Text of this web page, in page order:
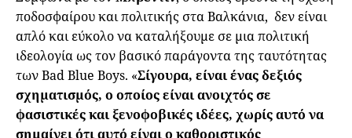
ποδοσφαίρου και πολιτικής στα Βαλκάνια, δεν είναι
απλό και εύκολο να καταλήξουμε σε μια πολιτική
ιδεολογία ως τον βασικό παράγοντα της ταυτότητας
των Bad Blue Boys. «Σίγουρα, είναι ένας δεξιός
σχηματισμός, ο οποίος είναι ανοιχτός σε
φασιστικές και ξενοφοβικές ιδέες, χωρίς αυτό να
σημαίνει ότι αυτό είναι ο καθοριστικός